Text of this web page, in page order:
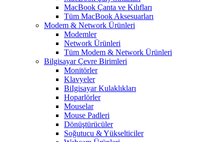
MacBook Çanta ve Kılıfları
Tüm MacBook Aksesuarları
Modem & Network Ürünleri
Modemler
Network Ürünleri
Tüm Modem & Network Ürünleri
Bilgisayar Çevre Birimleri
Monitörler
Klavyeler
BiIgisayar Kulaklıkları
Hoparlörler
Mouselar
Mouse Padleri
Dönüştürücüler
Soğutucu & Yükselticiler